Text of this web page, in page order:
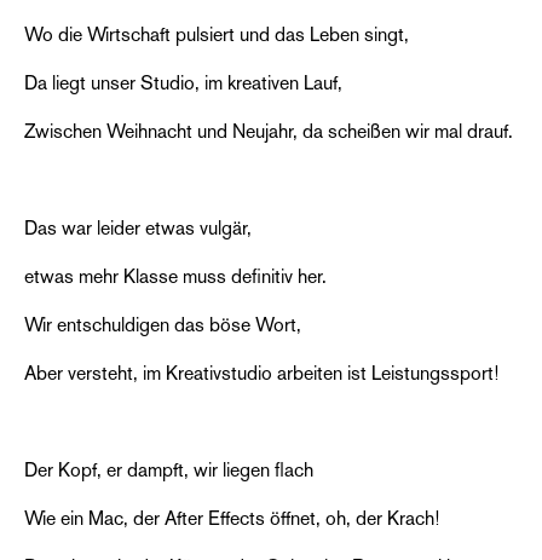
Wo die Wirtschaft pulsiert und das Leben singt,
Da liegt unser Studio, im kreativen Lauf,
Zwischen Weihnacht und Neujahr, da scheißen wir mal drauf.
Das war leider etwas vulgär,
etwas mehr Klasse muss definitiv her.
Wir entschuldigen das böse Wort,
Aber versteht, im Kreativstudio arbeiten ist Leistungssport!
Der Kopf, er dampft, wir liegen flach
Wie ein Mac, der After Effects öffnet, oh, der Krach!